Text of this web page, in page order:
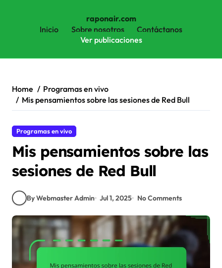
raponair.com
Inicio
Sobre nosotros
Contáctanos
Ver publicaciones
content
Home
Programas en vivo
Mis pensamientos sobre las sesiones de Red Bull
Programas en vivo
Mis pensamientos sobre las
sesiones de Red Bull
By Webmaster Admin Jul 1, 2025 No Comments